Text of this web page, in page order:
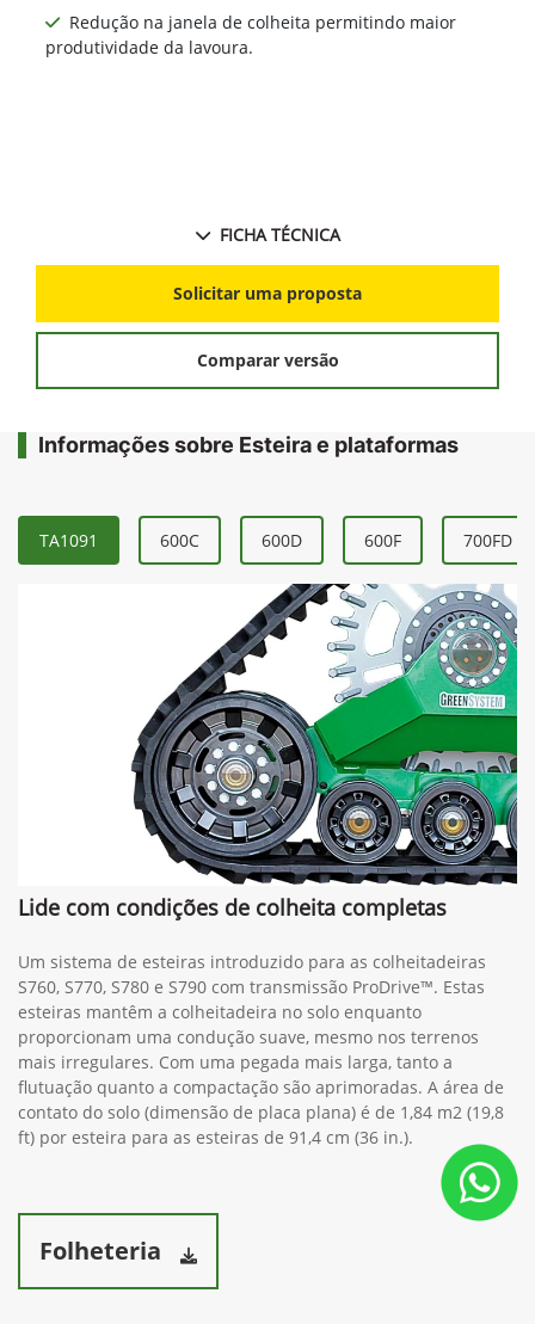
Redução na janela de colheita permitindo maior
produtividade da lavoura.
FICHA TÉCNICA
Solicitar uma proposta
Comparar versão
Informações sobre Esteira e plataformas
TA1091 600C 600D 600F 700FD
Lide com condições de colheita completas
Um sistema de esteiras introduzido para as colheitadeiras
S760, S770, S780 e S790 com transmissão ProDrive™. Estas
esteiras mantêm a colheitadeira no solo enquanto
proporcionam uma condução suave, mesmo nos terrenos
mais irregulares. Com uma pegada mais larga, tanto a
flutuação quanto a compactação são aprimoradas. A área de
contato do solo (dimensão de placa plana) é de 1,84 m2 (19,8
ft) por esteira para as esteiras de 91,4 cm (36 in.).
Folheteria